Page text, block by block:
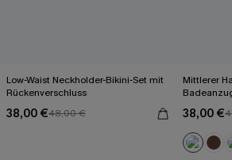
Low-Waist Neckholder-Bikini-Set mit
Rückenverschluss
38,00 €48,00 €
Mittlerer
38,00 €